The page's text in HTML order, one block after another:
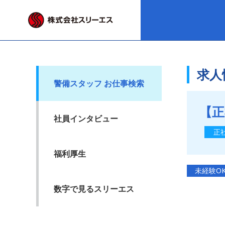
警備スタッフ お仕事検索
社員インタビュー
福利厚生
数字で見るスリーエス
求
【
正
未経験